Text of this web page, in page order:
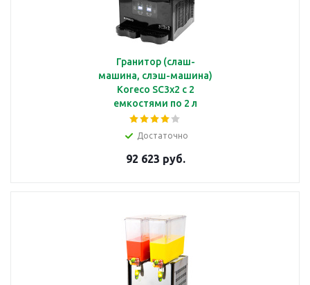
Гранитор (слаш-
машина, слэш-машина)
Koreco SC3x2 с 2
емкостями по 2 л
Достаточно
92 623 руб.